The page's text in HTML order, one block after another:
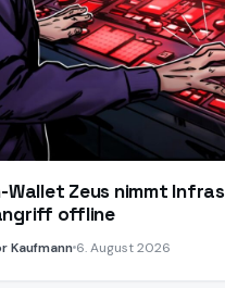
Wallet Zeus nimmt
offline
Kaufmann 6. August 2026